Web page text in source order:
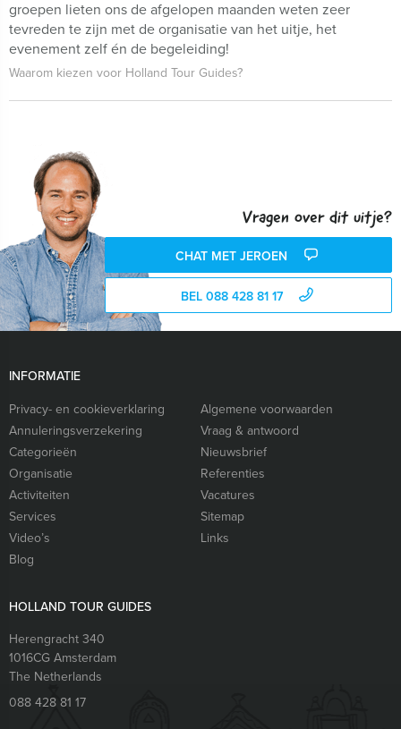
groepen lieten ons de afgelopen maanden weten zeer
tevreden te zijn met de organisatie van het uitje, het
evenement zelf én de begeleiding!
Waarom kiezen voor Holland Tour Guides?
Vragen over dit uitje?
CHAT MET JEROEN
BEL 088 428 81 17
INFORMATIE
Privacy- en cookieverklaring
Algemene voorwaarden
Annuleringsverzekering
Vraag & antwoord
Categorieën
Nieuwsbrief
Organisatie
Referenties
Activiteiten
Vacatures
Services
Sitemap
Video’s
Links
Blog
HOLLAND TOUR GUIDES
Herengracht 340
1016CG Amsterdam
The Netherlands
088 428 81 17